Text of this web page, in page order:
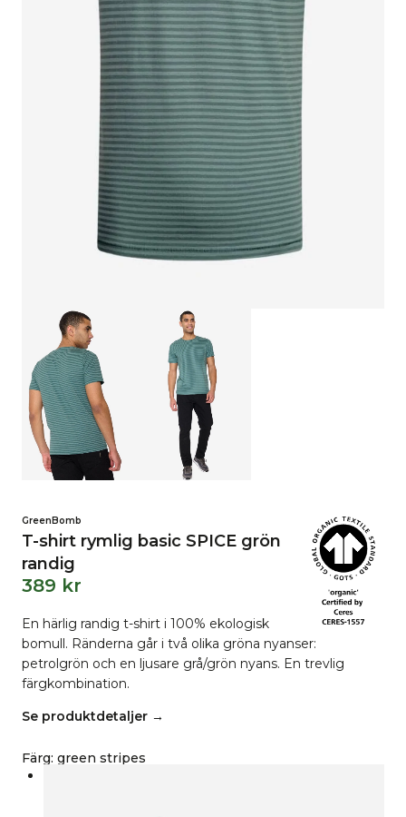
GreenBomb
T-shirt rymlig basic SPICE grön
randig
389 kr
En härlig randig t-shirt i 100% ekologisk
bomull. Ränderna går i två olika gröna nyanser:
petrolgrön och en ljusare grå/grön nyans. En trevlig
färgkombination.
Se produktdetaljer →
Färg: green stripes